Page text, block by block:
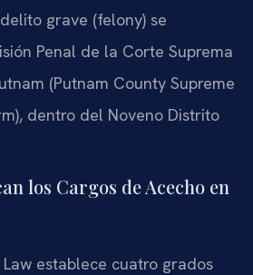
grave (felony) se
Penal de la Corte Suprema
(Putnam County Supreme
dentro del Noveno Distrito
los Cargos de Acecho en
Law establece cuatro grados